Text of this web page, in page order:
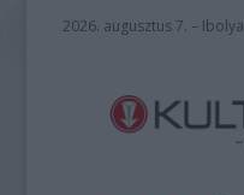
2026. augusztus 7. – Ibolya